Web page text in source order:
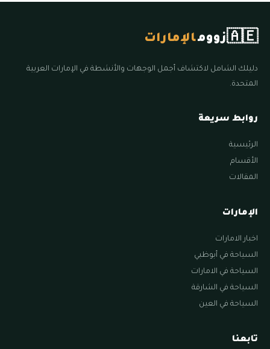
🇦🇪زوومالإمارات
دليلك الشامل لاكتشاف أجمل الوجهات والأنشطة في الإمارات العربية
المتحدة.
روابط سريعة
الرئيسية
الأقسام
المقالات
الإمارات
اخبار الامارات
السياحة في أبوظبي
السياحة في الامارات
السياحة في الشارقة
السياحة في العين
تابعنا